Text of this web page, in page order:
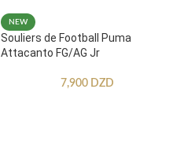
NEW
Souliers de Football Puma
Attacanto FG/AG Jr
7,900 DZD